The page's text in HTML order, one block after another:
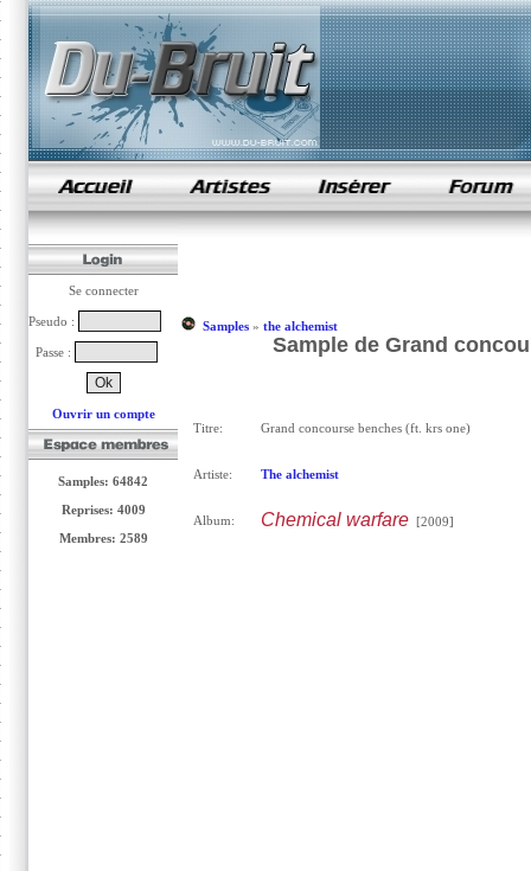
samples de rap
Se connecter
Pseudo :
Passe :
Ouvrir un compte
Samples: 64842
Reprises: 4009
Membres: 2589
Samples» the alchemist
Sample de Grand
Titre: Grand concourse benches (ft. krs one)
Artiste: The alchemist
Album: Chemical warfare[2009]